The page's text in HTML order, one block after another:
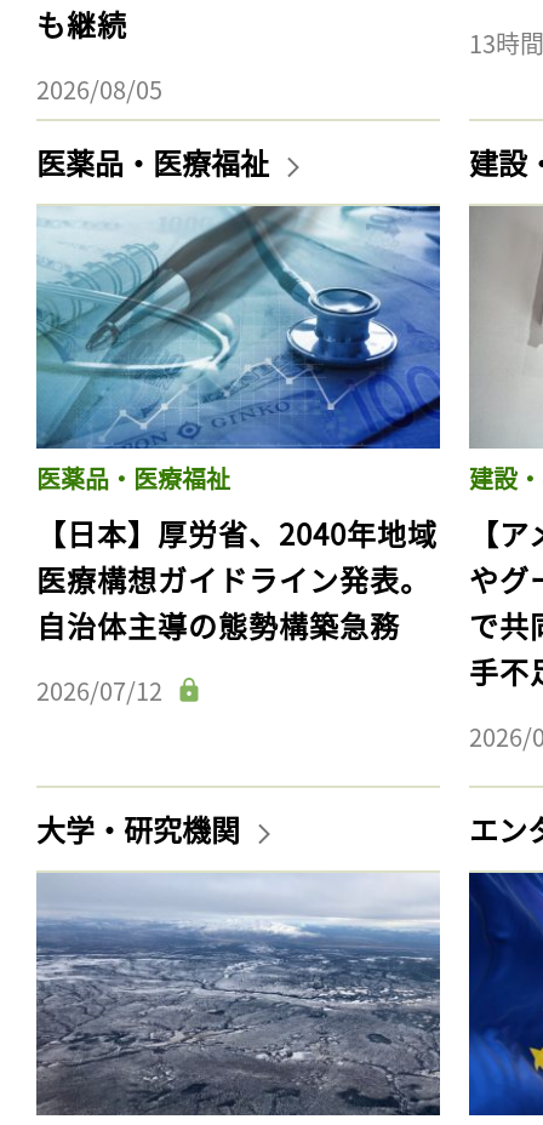
も継続
2026/08/05
13時
医薬品・医療福祉
医薬品・医療福祉
【日本】厚労省、2040年地域
医療構想ガイドライン発表。
自治体主導の態勢構築急務
2026/07/12
建設
建設
【
やグ
で共
手不
2026/
大学・研究機関 エン